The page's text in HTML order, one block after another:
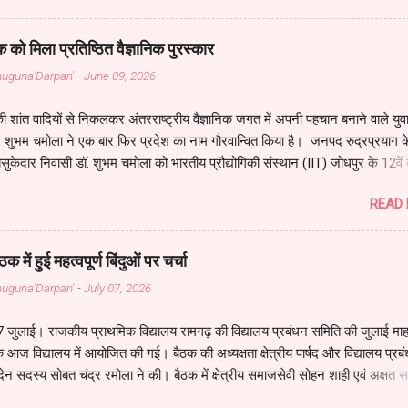
कवि का है हथियार , इसका है सब पर अधिकार। जीवन के इस महासागर में , कलम
अटल इरादों वाली है ये , इसकी चाल तूफानी है। इसमें स्याही के बदले मेरी , आंखों वाला
सौदा कर न सकूँगा , मैं खुद से धोखा कर न सकूँगा। इसके सहारे जीता हूँ मैं , इससे
ये मेरी पहचान है , मेरे गौरव की ये निशा...
मिला प्रतिष्ठित वैज्ञानिक पुरस्कार
-June 09, 2026
शांत वादियों से निकलकर अंतरराष्ट्रीय वैज्ञानिक जगत में अपनी पहचान बनाने वाले युवा
शुभम चमोला ने एक बार फिर प्रदेश का नाम गौरवान्वित किया है। जनपद रुद्रप्रयाग
निवासी डॉ. शुभम चमोला को भारतीय प्रौद्योगिकी संस्थान (IIT) जोधपुर के 12वें
गया। डॉ. शुभम IIT जोधपुर के भौतिकी विभाग (Department of Physics) के
हैं। यह प्रतिष्ठित सम्मान उन्हें भारतीय अंतरिक्ष अनुसंधान संगठन (ISRO) के पूर्व अध्यक्ष
तथा भारतीय विशिष्ट पहचान प्राधिकरण (UIDAI) के अध्यक्ष एवं एक्सिस बैंक के मुख्य
नीलकंठ मिश्रा द्वारा प्रदान किया गया। समारोह में IIT जोधपुर के निदेशक प्रो.
और उपनिदेशक प्रो. भबानी कुमार सतपथी सहित संस्थान के वरिष्ठ शिक्षकों एवं
READ
में हुई महत्वपूर्ण बिंदुओं पर चर्चा
-July 07, 2026
जुलाई। राजकीय प्राथमिक विद्यालय रामगढ़ की विद्यालय प्रबंधन समिति की जुलाई माह
विद्यालय में आयोजित की गई। बैठक की अध्यक्षता क्षेत्रीय पार्षद और विद्यालय
सदस्य सोबत चंद्र रमोला ने की। बैठक में क्षेत्रीय समाजसेवी सोहन शाही एवं अक्षत